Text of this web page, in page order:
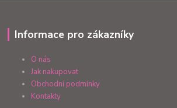
Informace pro zákazníky
O nás
Jak nakupovat
Obchodní podmínky
Kontakty